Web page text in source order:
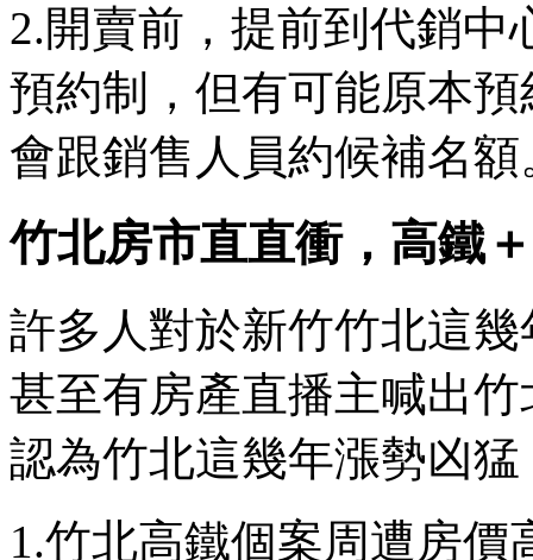
2.開賣前，提前到代銷
預約制，但有可能原本
會跟銷售人員約候補名額
竹北房市直直衝，高鐵
許多人對於新竹竹北這
甚至有房產直播主喊出
認為竹北這幾年漲勢凶
1.竹北高鐵個案周遭房